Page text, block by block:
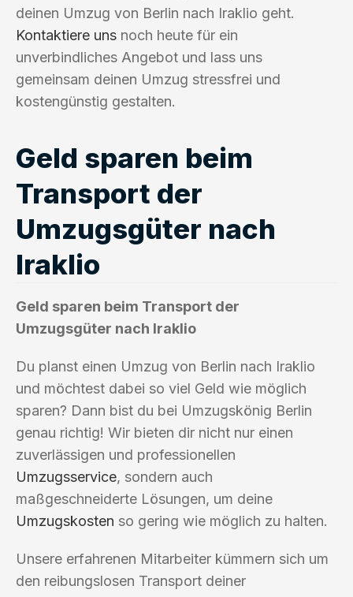
deinen Umzug von Berlin nach Iraklio geht.
Kontaktiere uns noch heute für ein
unverbindliches Angebot und lass uns
gemeinsam deinen Umzug stressfrei und
kostengünstig gestalten.
Geld sparen beim
Transport der
Umzugsgüter nach
Iraklio
Geld sparen beim Transport der
Umzugsgüter nach Iraklio
Du planst einen Umzug von Berlin nach Iraklio
und möchtest dabei so viel Geld wie möglich
sparen? Dann bist du bei Umzugskönig Berlin
genau richtig! Wir bieten dir nicht nur einen
zuverlässigen und professionellen
Umzugsservice, sondern auch
maßgeschneiderte Lösungen, um deine
Umzugskosten so gering wie möglich zu halten.
Unsere erfahrenen Mitarbeiter kümmern sich um
den reibungslosen Transport deiner